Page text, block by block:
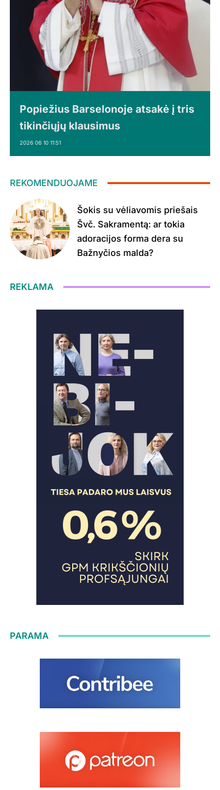
Popiežius Barselonoje atsakė į tris
tikinčiųjų klausimus
2026 06 10 11:51
REKOMENDUOJAME
Šokis su vėliavomis priešais
Švč. Sakramentą: ar tokia
adoracijos forma dera su
Bažnyčios malda?
REKLAMA
PARAMA